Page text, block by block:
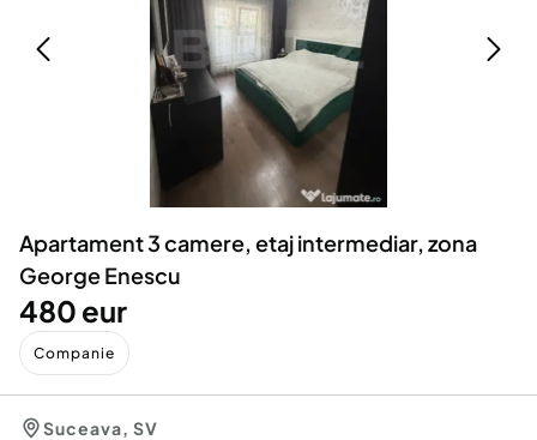
Servicii
Animale de companie
Afaceri și echipamente profesionale
Inchiriere Bunuri si Vehicule
Utilaje agricole si industriale
Piese auto si accesorii
Apartament 3 camere, etaj intermediar, zona
George Enescu
480 eur
Companie
Suceava, SV